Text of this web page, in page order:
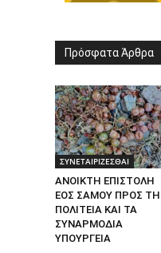
Πρόσφατα Άρθρα
ΣΥΝΕΤΑΙΡΙΖΕΣΘΑΙ
ΑΝΟΙΚΤΗ ΕΠΙΣΤΟΛΗ
ΕΟΣ ΣΑΜΟΥ ΠΡΟΣ
ΠΟΛΙΤΕΙΑ ΚΑΙ ΤΑ
ΣΥΝΑΡΜΟΔΙΑ
ΥΠΟΥΡΓΕΙΑ